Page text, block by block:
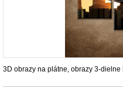
3D obrazy na plátne, obrazy 3-